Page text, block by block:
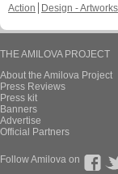
Action
Design - Artworks
THE AMILOVA PROJECT
About the Amilova Project
Press Reviews
Press kit
Banners
Advertise
Official Partners
Follow Amilova on